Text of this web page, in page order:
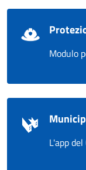
Modulo
L'app